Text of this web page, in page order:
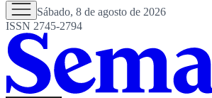
Sábado, 8 de agosto de 2026
ISSN 2745-2794